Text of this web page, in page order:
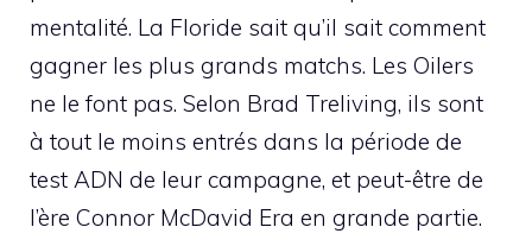
mentalité. La Floride sait qu’il sait comment
gagner les plus grands matchs. Les Oilers
ne le font pas. Selon Brad Treliving, ils sont
à tout le moins entrés dans la période de
test ADN de leur campagne, et peut-être de
l’ère Connor McDavid Era en grande partie.